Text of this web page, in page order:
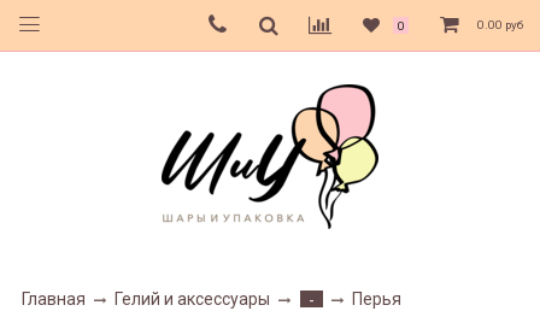
0 0.00 руб
Главная Гелий и аксессуары - Перья